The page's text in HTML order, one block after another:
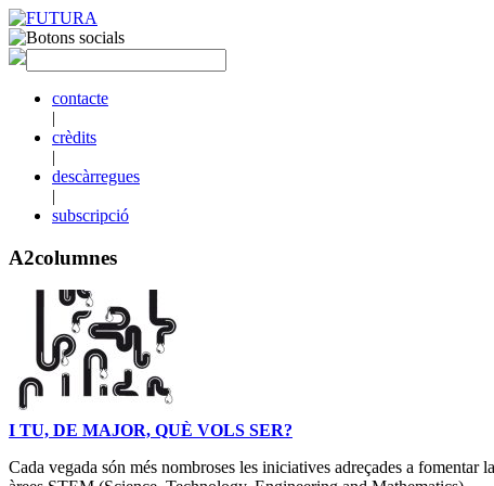
contacte
|
crèdits
|
descàrregues
|
subscripció
A2columnes
I TU, DE MAJOR, QUÈ VOLS SER?
Cada vegada són més nombroses les iniciatives adreçades a